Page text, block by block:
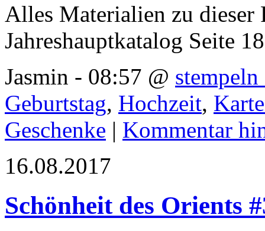
Alles Materialien zu
Jahreshauptkatalog Seite
Jasmin - 08:57 @
Geburtstag, Hochzeit,
Geschenke | Kommentar
16.08.2017
Schönheit des Orients